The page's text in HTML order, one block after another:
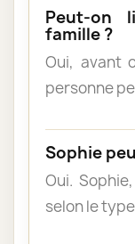
Peut-on
famille ?
Oui, avant
personne
Sophie
Oui.
selon le